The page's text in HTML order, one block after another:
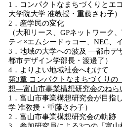
1．コンパクトなまちづくりとエ
大学院大学 准教授・重藤さわ子）
2．産学民の変化
（大和リース、GPネットワーク
ティ×エムシードゥコー、NEC、
3．地域の大学への波及 ―都市デ
都市デザイン学部長・渡邊了）
4．よりよい地域社会へむけて
第3章 コンパクトなまちづくりの
想―富山市事業構想研究会のねら
1．富山市事業構想研究会が目指
学 准教授・重藤さわ子）
2．富山市事業構想研究会の軌跡